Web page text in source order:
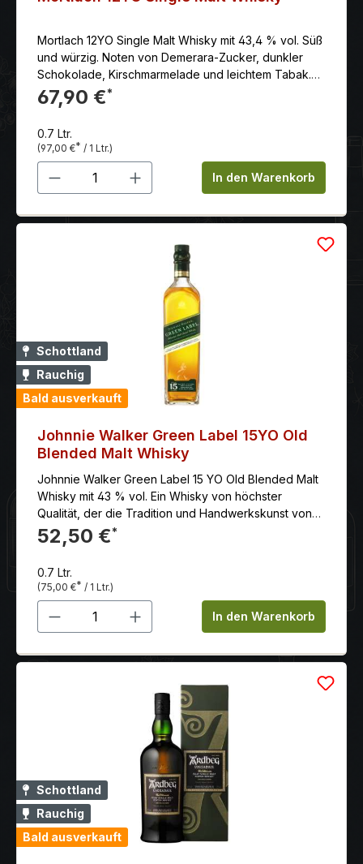
Mortlach 12YO Single Malt Whisky mit 43,4 % vol. Süß
und würzig. Noten von Demerara-Zucker, dunkler
Schokolade, Kirschmarmelade und leichtem Tabak.
Klassische Merkmale der herzhaften Mortlach-
Köstlichkeit.Im Abgang geschmeidig und trocken, mit
67,90 €*
0.7 Ltr.
(97,00 €* / 1 Ltr.)
Produkt Anzahl: Gib denIn den Warenkorb
Schottland
Rauchig
Bald ausverkauft
Johnnie Walker Green Label 15YO Old
Blended Malt Whisky
Johnnie Walker Green Label 15 YO Old Blended Malt
Whisky mit 43 % vol. Ein Whisky von höchster
Qualität, der die Tradition und Handwerkskunst von
Johnnie Walker widerspiegelt. Ausgewogenes Aroma
von grünen Äpfeln, Gewürzen und dezenter
und Honig. Langer Abgang mit viel Frucht, Rauch und
Eichenholznote.
52,50 €*
0.7 Ltr.
(75,00 €* / 1 Ltr.)
Produkt Anzahl: Gib denIn den Warenkorb
Schottland
Rauchig
Bald ausverkauft